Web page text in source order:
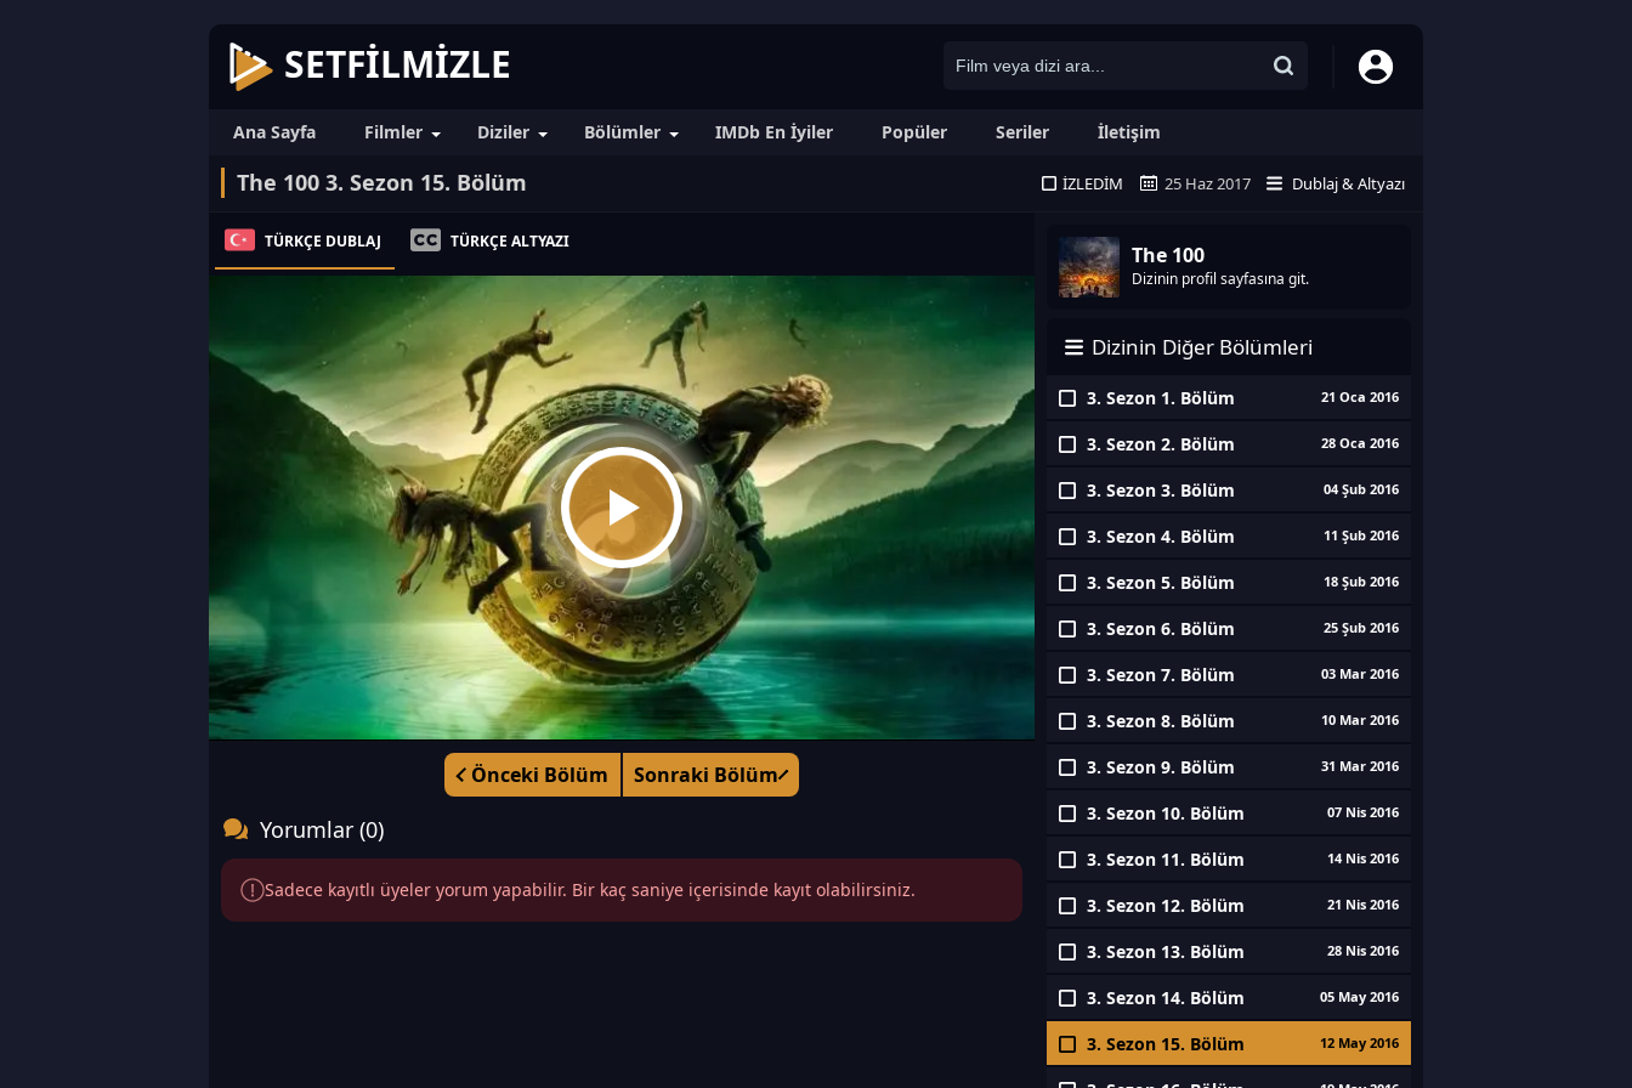
SETFILMIZLE
Ana Sayfa Filmler Diziler Bölümler IMDb En İyiler Popüler Seriler İletişim
The 100 3. Sezon 15. Bölüm İZLEDIM 25 Haz 2017 Dublaj & Altyazı
TÜRKÇE DUBLAJ TÜRKÇE ALTYAZI
Önceki Bölüm Sonraki Bölüm
The 100
Dizinin profil sayfasına git.
Dizinin Diğer Bölümleri
3. Sezon 1. Bölüm 21 Oca 2016
3. Sezon 2. Bölüm 28 Oca 2016
3. Sezon 3. Bölüm 04 Şub 2016
3. Sezon 4. Bölüm 11 Şub 2016
3. Sezon 5. Bölüm 18 Şub 2016
3. Sezon 6. Bölüm 25 Şub 2016
3. Sezon 7. Bölüm 03 Mar 2016
3. Sezon 8. Bölüm 10 Mar 2016
3. Sezon 9. Bölüm 31 Mar 2016
3. Sezon 10. Bölüm 07 Nis 2016
3. Sezon 11. Bölüm 14 Nis 2016
3. Sezon 12. Bölüm 21 Nis 2016
3. Sezon 13. Bölüm 28 Nis 2016
3. Sezon 14. Bölüm 05 May 2016
3. Sezon 15. Bölüm 12 May 2016
Yorumlar (0)
Sadece kayıtlı üyeler yorum yapabilir. Bir kaç saniye içerisinde kayıt olabilirsiniz.